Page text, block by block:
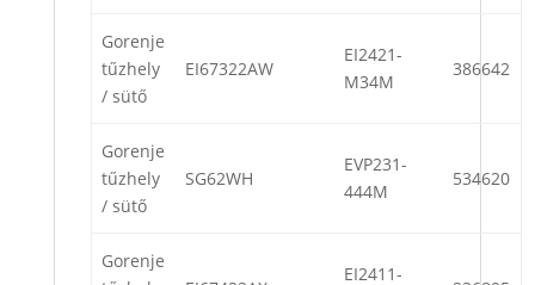
Gorenje
tűzhely
/ sütő
EI67322AW
EI2421-
M34M
386642
Gorenje
tűzhely
/ sütő
SG62WH
EVP231-
444M
534620
Gorenje
EI2411-